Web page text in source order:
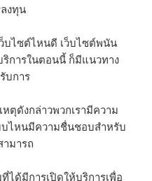
งทุน
บไซต์ไหนดี เว็บไซต์พนัน
การในตอนนี้ ก็มีแนวทาง
บการ
ตุดังกล่าวพวกเรามีความ
ไหนมีความชื่นชอบสำหรับ
มารถ
ได้มีการเปิดให้บริการเพื่อ